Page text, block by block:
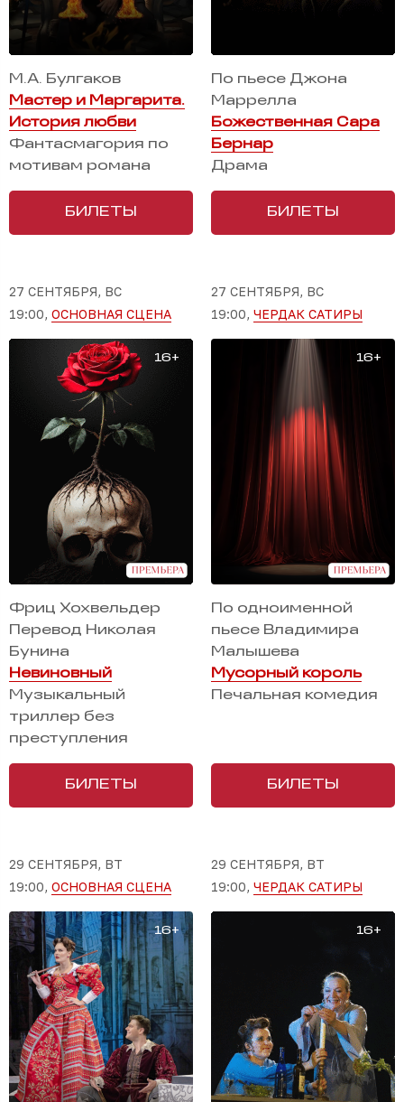
М.А. Булгаков
Мастер и Маргарита.
История любви
Фантасмагория по
мотивам романа
БИЛЕТЫ
По пьесе Джона
Маррелла
Божественная Сара
Бернар
Драма
БИЛЕТЫ
27 СЕНТЯБРЯ, ВС
19:00, ОСНОВНАЯ СЦЕНА
Фриц Хохвельдер
Перевод Николая
Бунина
Невиновный
Музыкальный
триллер без
преступления
БИЛЕТЫ
27 СЕНТЯБРЯ, ВС
19:00, ЧЕРДАК САТИРЫ
По одноименной
пьесе Владимира
Малышева
Мусорный король
Печальная комедия
БИЛЕТЫ
29 СЕНТЯБРЯ, ВТ
19:00, ОСНОВНАЯ СЦЕНА
29 СЕНТЯБРЯ, ВТ
19:00, ЧЕРДАК САТИРЫ